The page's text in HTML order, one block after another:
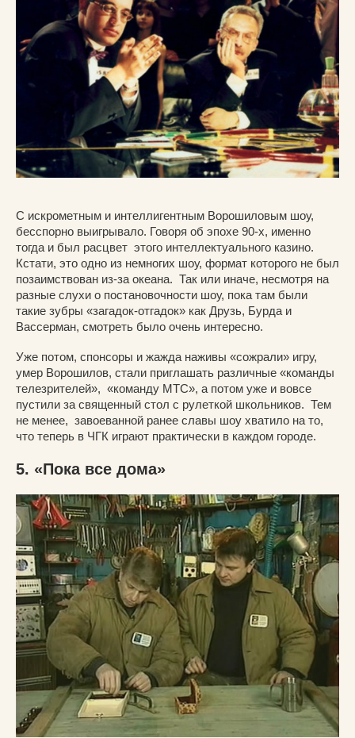
С искрометным и интеллигентным Ворошиловым шоу,
бесспорно выигрывало. Говоря об эпохе 90-х, именно
тогда и был расцвет этого интеллектуального казино.
Кстати, это одно из немногих шоу, формат которого не был
позаимствован из-за океана. Так или иначе, несмотря на
разные слухи о постановочности шоу, пока там были
такие зубры «загадок-отгадок» как Друзь, Бурда и
Вассерман, смотреть было очень интересно.
Уже потом, спонсоры и жажда наживы «сожрали» игру,
умер Ворошилов, стали приглашать различные «команды
телезрителей», «команду МТС», а потом уже и вовсе
пустили за священный стол с рулеткой школьников. Тем
не менее, завоеванной ранее славы шоу хватило на то,
что теперь в ЧГК играют практически в каждом городе.
5. «Пока все дома»